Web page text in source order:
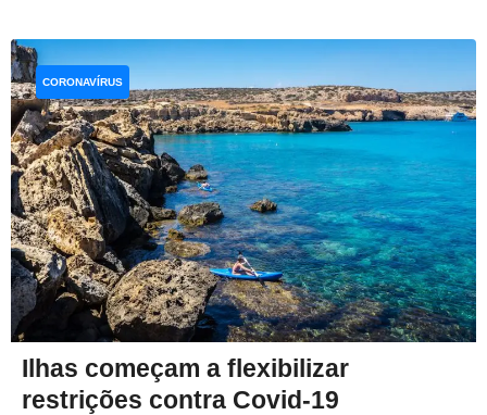
Ilhas começam a flexibilizar
restrições contra Covid-19
CORONAVÍRUS